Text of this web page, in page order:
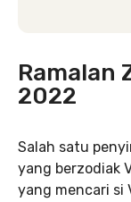
Ramalan
2022
Salah satu
yang berzodiak
yang mencari si